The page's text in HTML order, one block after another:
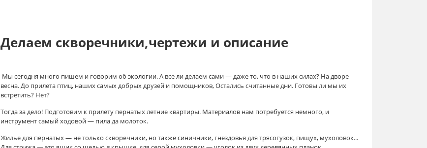
Делаем скворечники,чертежи и описание
Мы сегодня много пишем и говорим об экологии. А все ли делаем сами — даже то, что в наших силах? На дворе
весна. До прилета птиц, наших самых добрых друзей и помощников, Остались считанные дни. Готовы ли мы их
встретить? Нет?
Тогда за дело! Подготовим к прилету пернатых летние квартиры. Материалов нам потребуется немного, и
инструмент самый ходовой — пила да молоток.
Жилье для пернатых — не только скворечники, но также синичники, гнездовья для трясогузок, пищух, мухоловок...